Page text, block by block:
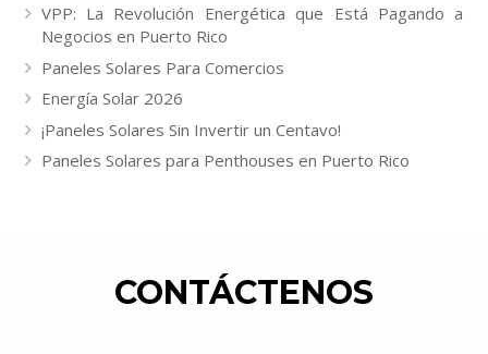
VPP: La Revolución Energética que Está Pagando a
Negocios en Puerto Rico
Paneles Solares Para Comercios
Energía Solar 2026
¡Paneles Solares Sin Invertir un Centavo!
Paneles Solares para Penthouses en Puerto Rico
CONTÁCTENOS